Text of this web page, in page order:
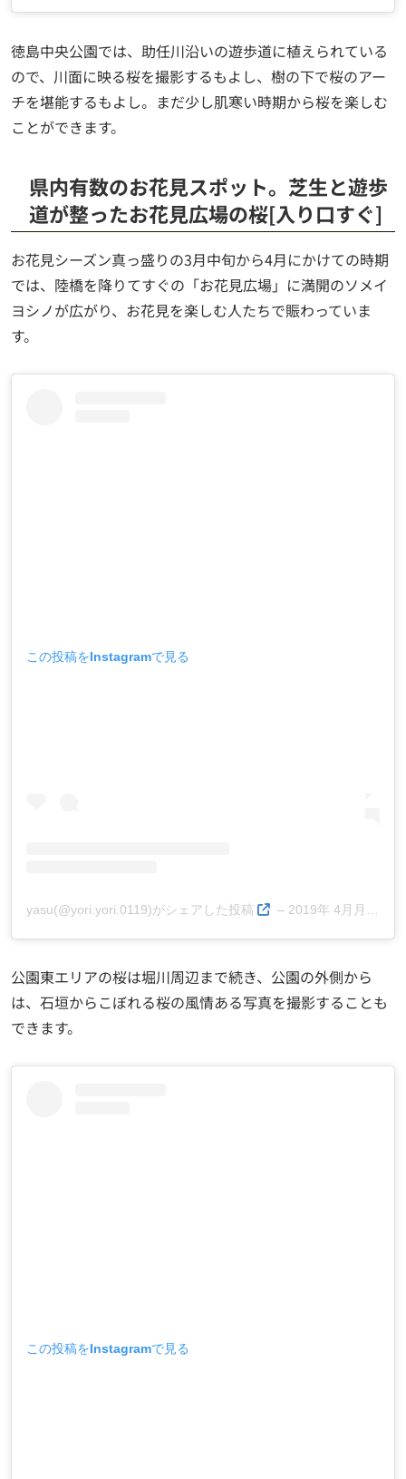
徳島中央公園では、助任川沿いの遊歩道に植えられている
ので、川面に映る桜を撮影するもよし、樹の下で桜のアー
チを堪能するもよし。まだ少し肌寒い時期から桜を楽しむ
ことができます。
県内有数のお花見スポット。芝生と遊歩
道が整ったお花見広場の桜[入り口すぐ]
お花見シーズン真っ盛りの3月中旬から4月にかけての時期
では、陸橋を降りてすぐの「お花見広場」に満開のソメイ
ヨシノが広がり、お花見を楽しむ人たちで賑わっていま
す。
この投稿をInstagramで見る
yasu(@yori.yori.0119)がシェアした投稿 – 2019年 4月月6日午前6時02分PDT
公園東エリアの桜は堀川周辺まで続き、公園の外側から
は、石垣からこぼれる桜の風情ある写真を撮影することも
できます。
この投稿をInstagramで見る